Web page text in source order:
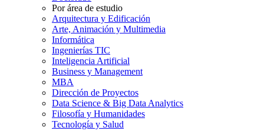
Por área de estudio
Arquitectura y Edificación
Arte, Animación y Multimedia
Informática
Ingenierías TIC
Inteligencia Artificial
Business y Management
MBA
Dirección de Proyectos
Data Science & Big Data Analytics
Filosofía y Humanidades
Tecnología y Salud